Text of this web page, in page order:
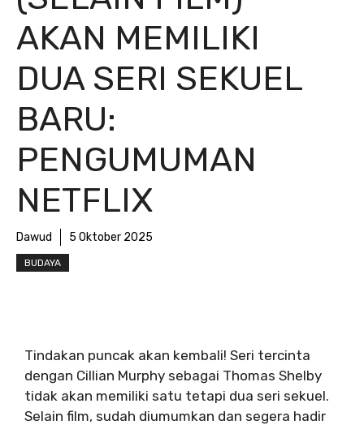
AKAN MEMILIKI
DUA SERI SEKUEL
BARU:
PENGUMUMAN
NETFLIX
Dawud 5 Oktober 2025
BUDAYA
Tindakan puncak akan kembali! Seri tercinta
dengan Cillian Murphy sebagai Thomas Shelby
tidak akan memiliki satu tetapi dua seri sekuel.
Selain film, sudah diumumkan dan segera hadir